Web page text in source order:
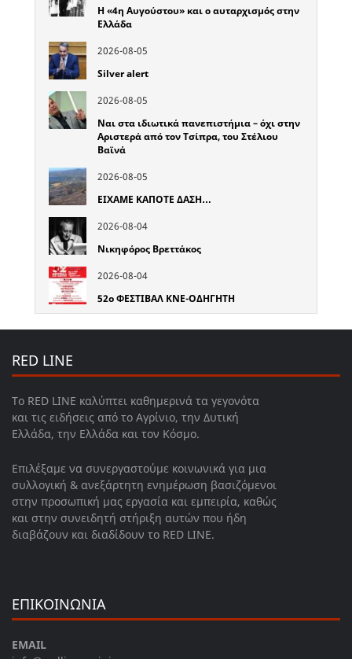
Η «4η Αυγούστου» και ο αυταρχισμός στην
Ελλάδα
2026-08-05
Silver alert
2026-08-05
Ναι στα ιδιωτικά πανεπιστήμια – όχι στην
Αριστερά από τον Τσίπρα, του Στέλιου
Βαϊνά
2026-08-05
ΕΙΧΑΜΕ ΚΑΠΟΤΕ ΔΑΣΗ…
2026-08-04
Νικηφόρος Βρεττάκος
2026-08-04
52o ΦΕΣΤΙΒΑΛ ΚΝΕ-ΟΔΗΓΗΤΗ
RED LINE
Το RED LINE καλύπτει καθημερινά τα γεγονότα
και τις ειδήσεις από το Αγρίνιο, την Δυτική
Ελλάδα, την Ελλάδα και τον Κόσμο.
Επιλέξαμε να συνεργαστούμε κοινωνικά για μια
συλλογική & ανεξάρτητη ενημέρωση βασιζόμενοι
στην προσωπική μας εργασία και εμπειρία, καθώς
και στην συνειδητή στήριξη αυτών που ήδη
διαβάζουν και διαδίδουν το RED LINE.
ΕΠΙΚΟΙΝΩΝΙΑ
EMAIL